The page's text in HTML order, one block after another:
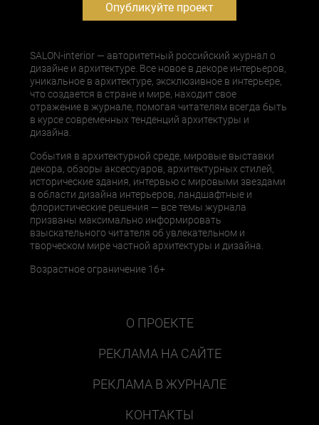
Опубликуйте проект
SALON-interior — авторитетный российский журнал о
дизайне и архитектуре. Все новое в декоре интерьеров,
уникальное в архитектуре, эксклюзивное в интерьере,
что создается в стране и мире, находит свое
отражение в журнале, помогая читателям всегда быть
в курсе современных тенденций архитектуры и
дизайна.
События в архитектурной среде, мировые выставки
декора, обзоры аксессуаров, архитектурных стилей,
исторические здания, интервью с мировыми звездами
в области дизайна интерьеров, ландшафтные и
флористические решения — все темы журнала
призваны максимально информировать
взыскательного читателя об увлекательном и
творческом мире частной архитектуры и дизайна.
Возрастное ограничение 16+
О ПРОЕКТЕ
РЕКЛАМА НА САЙТЕ
РЕКЛАМА В ЖУРНАЛЕ
КОНТАКТЫ